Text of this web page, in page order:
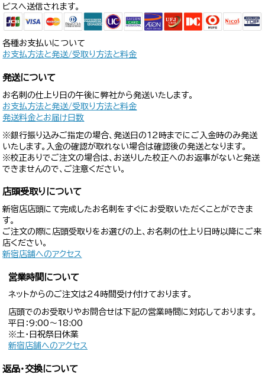
ビスへ送信されます。
各種お支払いについて
お支払方法と発送/受取り方法と料金
発送について
お名刺の仕上り日の午後に弊社から発送いたします。
お支払方法と発送/受取り方法と料金
発送料金とお届け日数
※銀行振り込みご指定の場合、発送日の12時までにご入金時のみ発送
いたします。入金の確認が取れない場合は確認後の発送となります。
※校正ありでご注文の場合は、お送りした校正へのお返事がないと発送
できませんので、ご注意ください。
店頭受取りについて
新宿店店頭にて完成したお名刺をすぐにお受取いただくことができま
す。
ご注文の際に店頭受取りをお選びの上、お名刺の仕上り日時以降にご来
店ください。
新宿店舗へのアクセス
営業時間について
ネットからのご注文は24時間受け付けております。
店頭でのお受取りやお問合せは下記の営業時間に対応しております。
平日：9:00〜18:00
※土・日祝祭日休業
新宿店舗へのアクセス
返品・交換について